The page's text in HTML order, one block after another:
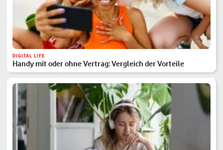
DIGITAL LIFE
Handy mit oder ohne Vertrag: Vergleich der Vorteile